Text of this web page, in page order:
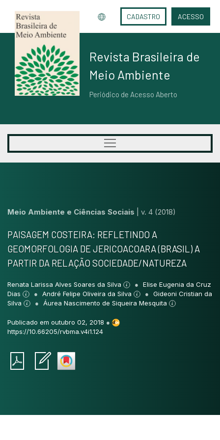
CADASTRO ACESSO
Revista Brasileira de
Meio Ambiente
Periódico de Acesso Aberto
Meio Ambiente e Ciências Sociais v. 4 (2018)
PAISAGEM COSTEIRA: REFLETINDO A
GEOMORFOLOGIA DE JERICOACOARA (BRASIL) A
PARTIR DA RELAÇÃO SOCIEDADE/NATUREZA
Renata Larissa Alves Soares da Silva
Elise Eugenia da Cruz
Dias
André Felipe Oliveira da Silva
Gideoni Cristian da
Silva
Áurea Nascimento de Siqueira Mesquita
Publicado em outubro 02, 2018 ●
https://10.66205/rvbma.v4i1.124